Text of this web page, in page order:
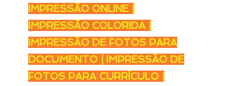
IMPRESSÃO ONLINE |
IMPRESSÃO COLORIDA |
IMPRESSÃO DE FOTOS PARA
DOCUMENTO | IMPRESSÃO DE
FOTOS PARA CURRÍCULO |